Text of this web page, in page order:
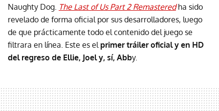
Naughty Dog. The Last of Us Part 2 Remasteredha sido
revelado de forma oficial por sus desarrolladores, luego
de que prácticamente todo el contenido del juego se
filtrara en línea. Este es el primer tráiler oficial y en HD
del regreso de Ellie, Joel y, sí, Abby.